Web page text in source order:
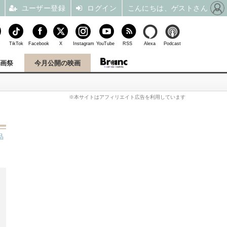
祭 今月公開の映画
※本サイトはアフィリエイト広告を利用しています
TikTok Facebook X Instagram YouTube RSS Alexa Podcast
ユーザー登録 ログイン こんにちは、ゲストさん